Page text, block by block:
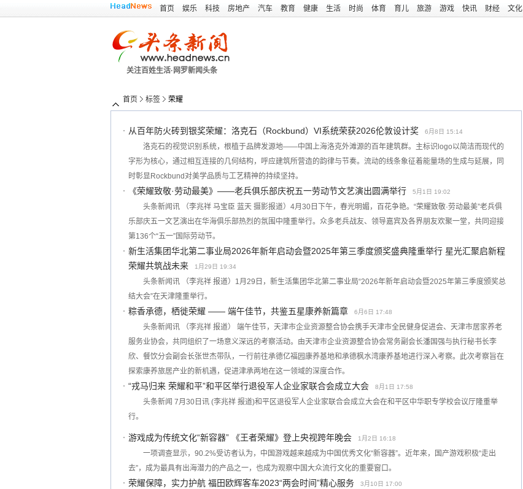
首页 娱乐 科技 房地产 汽车 教育 健康 生活 时尚 体育 育儿 旅游 游戏 快讯 财经 文化
关注百姓生活·网罗新闻头条
首页 标签 荣耀
从百年防火砖到银奖荣耀：洛克石（Rockbund）VI系统荣获2026伦敦设计奖 6月8日 15:14
洛克石的视觉识别系统，根植于品牌发源地——中国上海洛克外滩源的百年建筑群。主标识logo以简洁而现代的
字形为核心，通过相互连接的几何结构，呼应建筑所营造的韵律与节奏。流动的线条象征着能量场的生成与延展，同
时彰显Rockbund对美学品质与工艺精神的持续坚持。
《荣耀致敬·劳动最美》——老兵俱乐部庆祝五一劳动节文艺演出圆满举行 5月1日 19:02
头条新闻讯 （李兆祥 马宝臣 蓝天 摄影报道）4月30日下午，春光明媚，百花争艳。“荣耀致敬·劳动最美”老兵俱
乐部庆五一文艺演出在华海俱乐部热烈的氛围中隆重举行。众多老兵战友、领导嘉宾及各界朋友欢聚一堂，共同迎接
第136个“五一”国际劳动节。
新生活集团华北第二事业局2026年新年启动会暨2025年第三季度颁奖盛典隆重举行 星光汇聚启新程
荣耀共筑战未来
1月29日 19:34
头条新闻讯 （李兆祥 报道）1月29日，新生活集团华北第二事业局“2026年新年启动会暨2025年第三季度颁奖总
结大会”在天津隆重举行。
粽香承德，栖徙荣耀 —— 端午佳节，共鉴五星康养新篇章 6月6日 17:48
头条新闻讯 （李兆祥 报道） 端午佳节，天津市企业资源整合协会携手天津市全民健身促进会、天津市居家养老
服务业协会，共同组织了一场意义深远的考察活动。由天津市企业资源整合协会常务副会长潘国强与执行秘书长李
欣、餐饮分会副会长张世杰带队，一行前往承德亿福园康养基地和承德枫水湾康养基地进行深入考察。此次考察旨在
探索康养旅居产业的新机遇，促进津承两地在这一领域的深度合作。
“戎马归来 荣耀和平”和平区举行退役军人企业家联合会成立大会 8月1日 17:58
头条新闻 7月30日讯 (李兆祥 报道)和平区退役军人企业家联合会成立大会在和平区中华职专学校会议厅隆重举
行。
游戏成为传统文化“新容器” 《王者荣耀》登上央视跨年晚会 1月2日 16:18
一项调查显示，90.2%受访者认为，中国游戏越来越成为中国优秀文化“新容器”。近年来，国产游戏积极“走出
去”，成为最具有出海潜力的产品之一，也成为观察中国大众流行文化的重要窗口。
荣耀保障，实力护航 福田欧辉客车2023“两会时间”精心服务 3月10日 17:00